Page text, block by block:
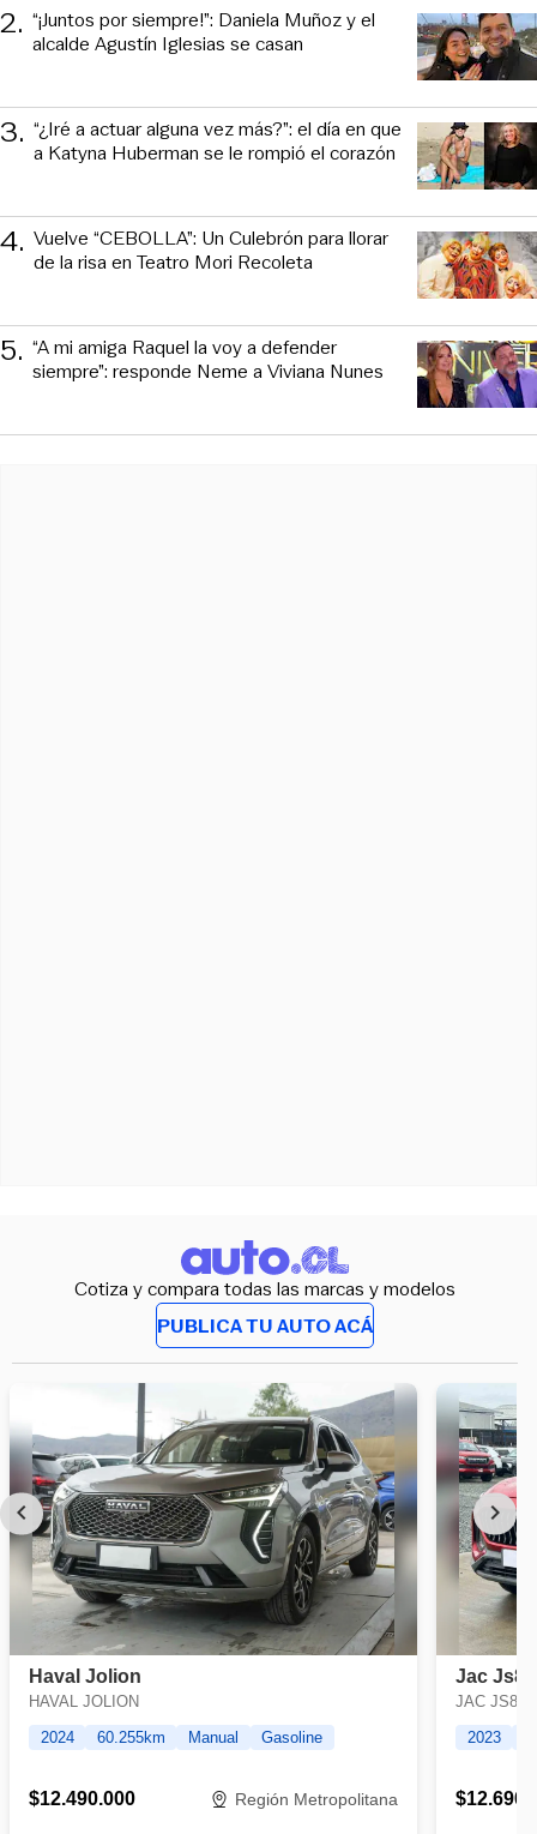
2. “¡Juntos por siempre!”: Daniela Muñoz y el
alcalde Agustín Iglesias se casan
3. “¿Iré a actuar alguna vez más?”: el día en que
a Katyna Huberman se le rompió el corazón
4. Vuelve “CEBOLLA”: Un Culebrón para llorar
de la risa en Teatro Mori Recoleta
5. “A mi amiga Raquel la voy a defender
siempre”: responde Neme a Viviana Nunes
Cotiza y compara todas las marcas y modelos
PUBLICA TU AUTO ACÁ